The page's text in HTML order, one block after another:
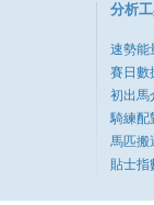
分析
速勢能
賽日數
初出馬
騎練配
馬匹搬
貼士指